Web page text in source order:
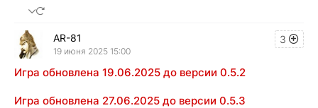
3
AR-81
19 июня 2025 15:00
Игра обновлена 19.06.2025 до версии 0.5.2
Игра обновлена 27.06.2025 до версии 0.5.3